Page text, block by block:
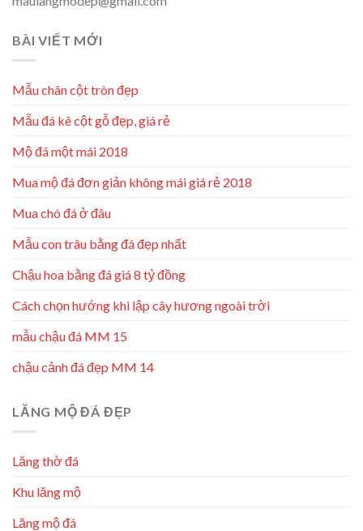
BÀI VIẾT MỚI
Mẫu chân cột tròn đẹp
Mẫu đá kê cột gỗ đẹp, giá rẻ
Mộ đá một mái 2018
Mua mộ đá đơn giản không mái giá rẻ 2018
Mua chó đá ở đâu
Mẫu con trâu bằng đá đẹp nhất
Chậu hoa bằng đá giá 8 tỷ đồng
Cách chọn hướng khi lập cây hương ngoài trời
mẫu chậu đá MM 15
chậu cảnh đá đẹp MM 14
LĂNG MỘ ĐÁ ĐẸP
Lăng thờ đá
Khu lăng mộ
Lăng mộ đá